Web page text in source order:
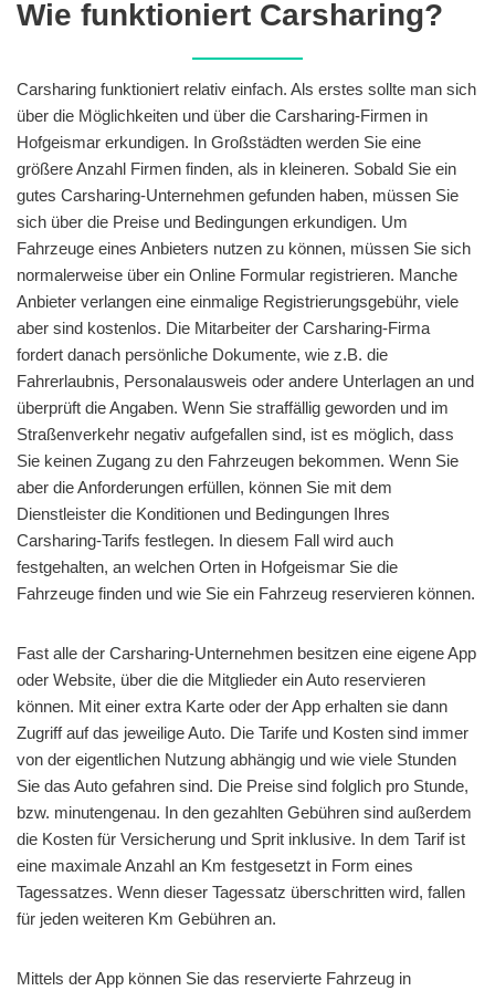
Wie funktioniert Carsharing?
Carsharing funktioniert relativ einfach. Als erstes sollte man sich
über die Möglichkeiten und über die Carsharing-Firmen in
Hofgeismar erkundigen. In Großstädten werden Sie eine
größere Anzahl Firmen finden, als in kleineren. Sobald Sie ein
gutes Carsharing-Unternehmen gefunden haben, müssen Sie
sich über die Preise und Bedingungen erkundigen. Um
Fahrzeuge eines Anbieters nutzen zu können, müssen Sie sich
normalerweise über ein Online Formular registrieren. Manche
Anbieter verlangen eine einmalige Registrierungsgebühr, viele
aber sind kostenlos. Die Mitarbeiter der Carsharing-Firma
fordert danach persönliche Dokumente, wie z.B. die
Fahrerlaubnis, Personalausweis oder andere Unterlagen an und
überprüft die Angaben. Wenn Sie straffällig geworden und im
Straßenverkehr negativ aufgefallen sind, ist es möglich, dass
Sie keinen Zugang zu den Fahrzeugen bekommen. Wenn Sie
aber die Anforderungen erfüllen, können Sie mit dem
Dienstleister die Konditionen und Bedingungen Ihres
Carsharing-Tarifs festlegen. In diesem Fall wird auch
festgehalten, an welchen Orten in Hofgeismar Sie die
Fahrzeuge finden und wie Sie ein Fahrzeug reservieren können.
Fast alle der Carsharing-Unternehmen besitzen eine eigene App
oder Website, über die die Mitglieder ein Auto reservieren
können. Mit einer extra Karte oder der App erhalten sie dann
Zugriff auf das jeweilige Auto. Die Tarife und Kosten sind immer
von der eigentlichen Nutzung abhängig und wie viele Stunden
Sie das Auto gefahren sind. Die Preise sind folglich pro Stunde,
bzw. minutengenau. In den gezahlten Gebühren sind außerdem
die Kosten für Versicherung und Sprit inklusive. In dem Tarif ist
eine maximale Anzahl an Km festgesetzt in Form eines
Tagessatzes. Wenn dieser Tagessatz überschritten wird, fallen
für jeden weiteren Km Gebühren an.
Mittels der App können Sie das reservierte Fahrzeug in